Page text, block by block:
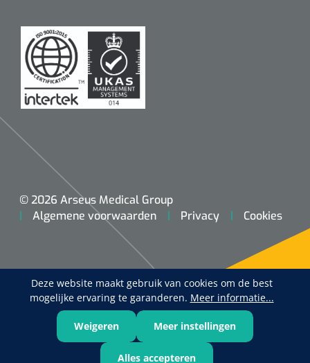
© 2026 Arseus Medical Group
Algemene voorwaarden
Privacy Cookies
Deze website maakt gebruik van cookies om de best
mogelijke ervaring te garanderen. Meer informatie...
Weigeren Meer instellingen
Alles accepteren